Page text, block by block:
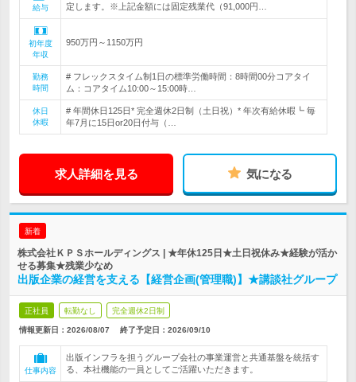
給与
定します。※上記金額には固定残業代（91,000円…
初年度
年収
950万円～1150万円
勤務
時間
# フレックスタイム制1日の標準労働時間：8時間00分コアタイ
ム：コアタイム10:00～15:00時…
休日
休暇
# 年間休日125日* 完全週休2日制（土日祝）* 年次有給休暇┗ 毎
年7月に15日or20日付与（…
求人詳細を見る 気になる
新着
株式会社ＫＰＳホールディングス | ★年休125日★土日祝休み★経験が活か
せる募集★残業少なめ
出版企業の経営を支える【経営企画(管理職)】★講談社グループ
正社員 転勤なし 完全週休2日制
情報更新日：2026/08/07 終了予定日： 2026/09/10
仕事内容
出版インフラを担うグループ会社の事業運営と共通基盤を統括す
る、本社機能の一員としてご活躍いただきます。